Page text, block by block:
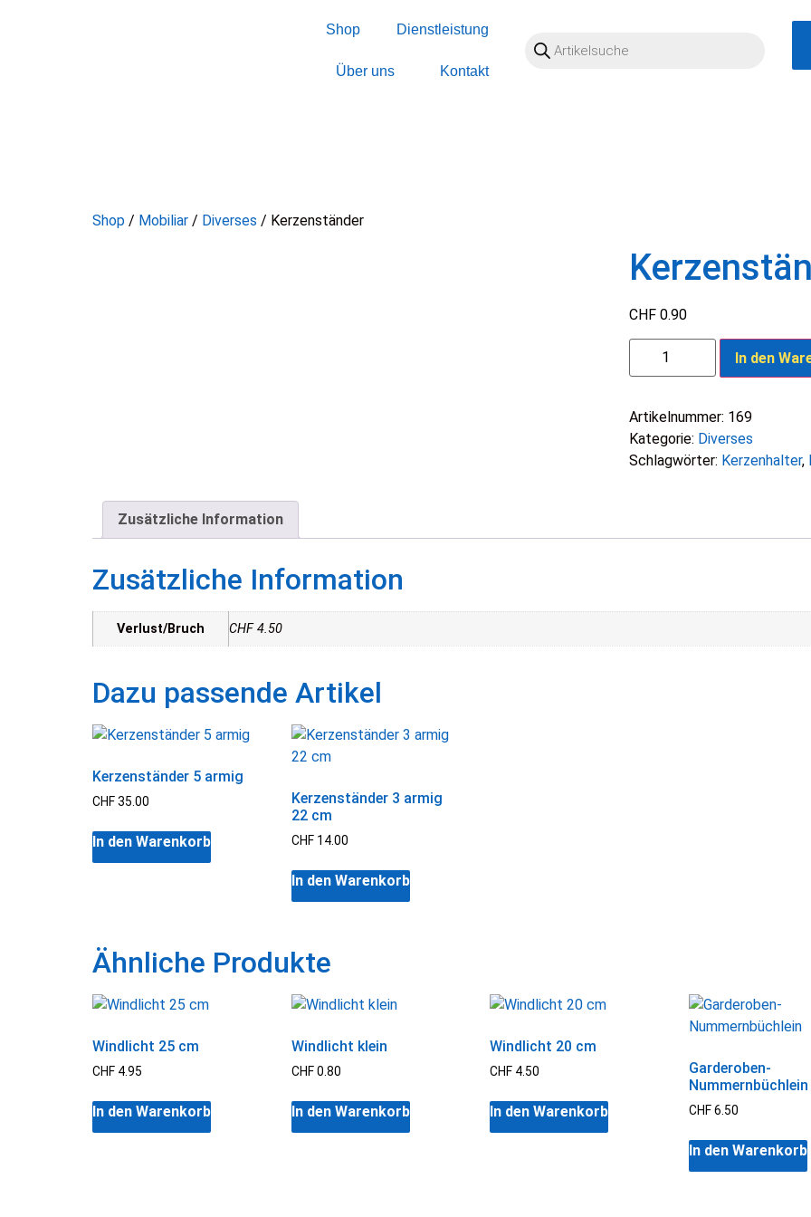
Shop Dienstleistung
Über uns Kontakt
Shop / Mobiliar / Diverses / Kerzenständer
CHF0.90
In den
Artikelnummer: 169
Kategorie: Diverses
Schlagwörter: Kerzenhalter,
Zusätzliche Information
Zusätzliche Information
Verlust/Bruch CHF 4.50
Kerzenständer 5 armig
CHF35.00
In den Warenkorb
Kerzenständer 3 armig
22 cm
CHF14.00
In den Warenkorb
Ähnliche Produkte
Windlicht 25 cm
CHF 4.95
In den Warenkorb
Windlicht klein
CHF0.80
In den Warenkorb
Windlicht 20 cm
CHF 4.50
In den Warenkorb
Garderoben-
Nummernbüchlein
CHF6.50
In den Warenkorb